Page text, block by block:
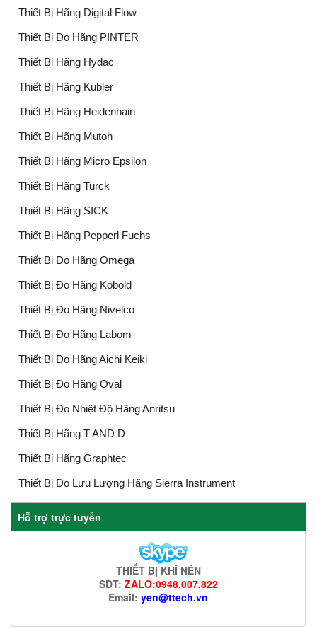
Thiết Bị Hãng Digital Flow
Thiết Bị Đo Hãng PINTER
Thiết Bị Hãng Hydac
Thiết Bị Hãng Kubler
Thiết Bị Hãng Heidenhain
Thiết Bị Hãng Mutoh
Thiết Bị Hãng Micro Epsilon
Thiết Bị Hãng Turck
Thiết Bị Hãng SICK
Thiết Bị Hãng Pepperl Fuchs
Thiết Bị Đo Hãng Omega
Thiết Bị Đo Hãng Kobold
Thiết Bị Đo Hãng Nivelco
Thiết Bị Đo Hãng Labom
Thiết Bị Đo Hãng Aichi Keiki
Thiết Bị Đo Hãng Oval
Thiết Bị Đo Nhiệt Độ Hãng Anritsu
Thiết Bị Hãng T AND D
Thiết Bị Hãng Graphtec
Thiết Bị Đo Lưu Lượng Hãng Sierra Instrument
Hỗ trợ trực tuyến
THIẾT BỊ KHÍ NÉN
SĐT: ZALO:0948.007.822
Email: yen@ttech.vn